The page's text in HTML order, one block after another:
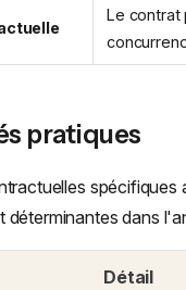
Le contrat
pratiques
dans
Détail